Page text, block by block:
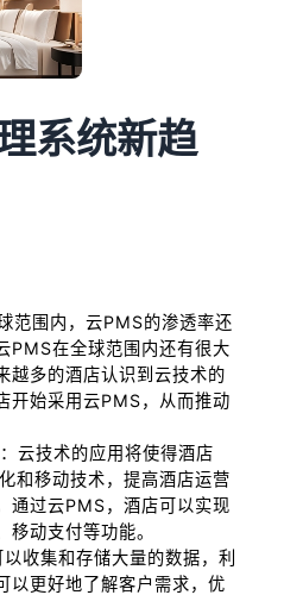
系统新趋
范围内，云PMS的渗透率还
PMS在全球范围内还有很大
越多的酒店认识到云技术的
开始采用云PMS，从而推动
云技术的应用将使得酒店
和移动技术，提高酒店运营
通过云PMS，酒店可以实现
动支付等功能。
收集和存储大量的数据，利
以更好地了解客户需求，优